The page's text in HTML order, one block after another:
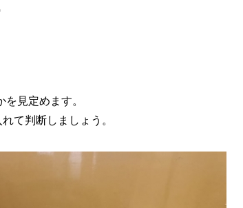
見定めます。
て判断しましょう。